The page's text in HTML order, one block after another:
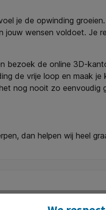
je de opwinding
wensen voldoet. Je
bezoek de online 3D-
de vrije loop en maak
nog nooit zo
dan helpen wij heel